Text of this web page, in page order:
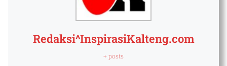
Redaksi^InspirasiKalteng.com
+ posts